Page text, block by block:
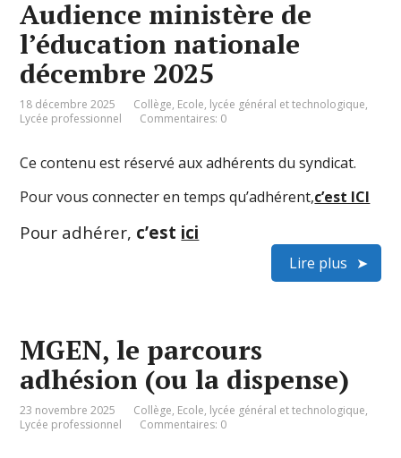
Audience ministère de
l’éducation nationale
décembre 2025
18 décembre 2025 Collège, Ecole, lycée général et technologique,
Lycée professionnel
Commentaires: 0
Ce contenu est réservé aux adhérents du syndicat.
Pour vous connecter en temps qu’adhérent,c’est ICI
Pour adhérer, c’est ici
Lire plus
MGEN, le parcours
adhésion (ou la dispense)
23 novembre 2025 Collège, Ecole, lycée général et technologique,
Lycée professionnel
Commentaires: 0